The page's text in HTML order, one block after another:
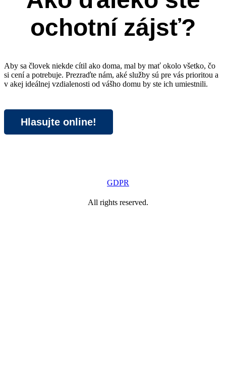
ochotní zájsť?
Aby sa človek niekde cítil ako doma, mal by mať okolo všetko, čo
si cení a potrebuje. Prezraďte nám, aké služby sú pre vás prioritou a
v akej ideálnej vzdialenosti od vášho domu by ste ich umiestnili.
Hlasujte online!
GDPR
All rights reserved.